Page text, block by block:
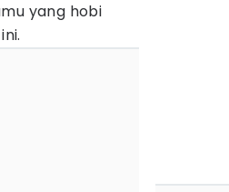
yang hobi